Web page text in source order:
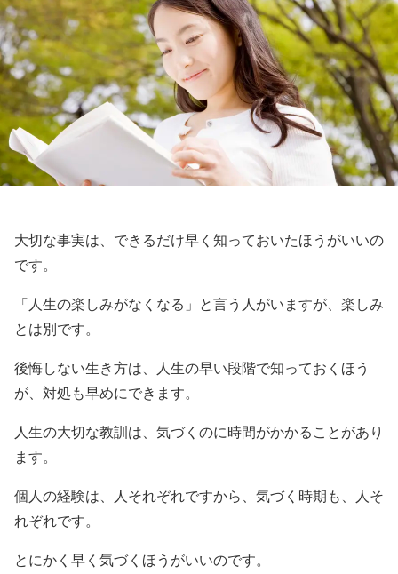
大切な事実は、できるだけ早く知っておいたほうがいいの
です。
「人生の楽しみがなくなる」と言う人がいますが、楽しみ
とは別です。
後悔しない生き方は、人生の早い段階で知っておくほう
が、対処も早めにできます。
人生の大切な教訓は、気づくのに時間がかかることがあり
ます。
個人の経験は、人それぞれですから、気づく時期も、人そ
れぞれです。
とにかく早く気づくほうがいいのです。